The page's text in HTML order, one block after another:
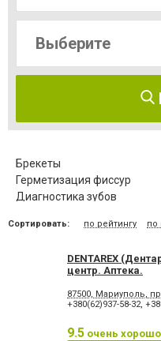
Брекеты
Герметизация фиссур
Диагностика зубов
Клиновидный дефект
Коронка безметалловая
цельнокерамическая
стоматологии
Сортировать: по рейтингу по
DENTAREX
центр. Аптeкa.
87500, Мариуполь,
+380(62)937-58-32,
9.5 очень хорошо